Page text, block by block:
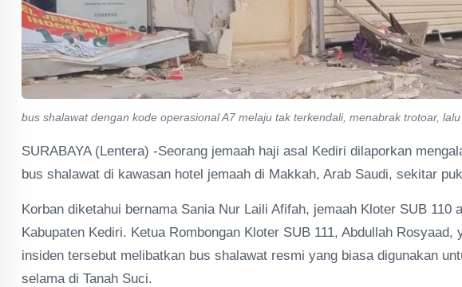
bus shalawat dengan kode operasional A7 melaju tak terkendali, menabrak trotoar,
SURABAYA (Lentera) -Seorang jemaah haji asal Kediri dilaporkan
bus shalawat di kawasan hotel jemaah di Makkah, Arab Saudi, sekitar
Korban diketahui bernama Sania Nur Laili Afifah, jemaah Kloter SUB 110
Kabupaten Kediri. Ketua Rombongan Kloter SUB 111, Abdullah
insiden tersebut melibatkan bus shalawat resmi yang biasa digunakan
selama di Tanah Suci.